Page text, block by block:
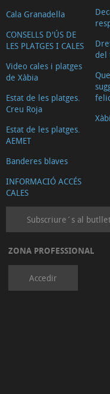
Cala Granadella
CONSELLS D'ÚS DE
LES PLATGES I CALES
Video cales i platges
de Xàbia
Estat de les platges.
Creu Roja
Estat de les platges.
AEMET
Banderes blaves
INFORMACIÓ ACCÉS
CALES
del
Subscriure´s al
ZONA PROFESSIONAL
Accedir